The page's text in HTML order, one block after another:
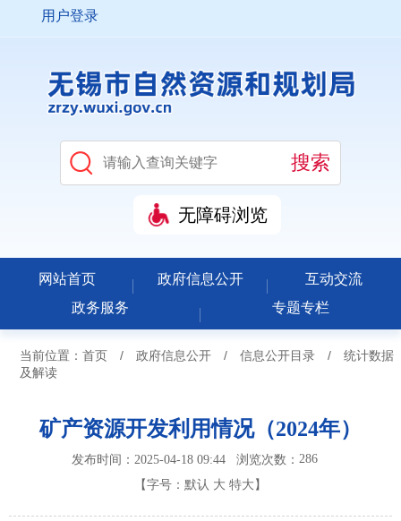
用户登录
无障碍浏览
网站首页 政府信息公开
互动交流
政务服务
专题专栏
当前位置： 首页 / 政府信息公开 / 信息公开目录 /
统计数据
及解读
矿产资源开发利用情况（2024年）
发布时间：2025-04-18 09:44 浏览次数： 286
【字号： 默认 大 特大 】